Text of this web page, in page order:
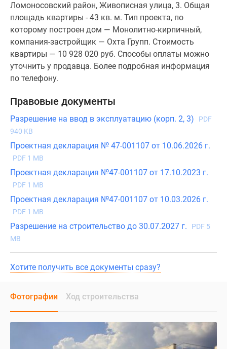
Ломоносовский район, Живописная улица, 3. Общая
площадь квартиры - 43 кв. м. Тип проекта, по
которому построен дом — Монолитно-кирпичный,
компания-застройщик — Охта Групп. Стоимость
квартиры — 10 928 020 руб. Способы оплаты можно
уточнить у продавца. Более подробная информация
по телефону.
Правовые документы
Разрешение на ввод в эксплуатацию (корп. 2, 3)
PDF
940 KB
Проектная декларация № 47-001107 от 10.06.2026 г.
PDF 1 MB
Проектная декларация №47-001107 от 17.10.2023 г.
PDF 1 MB
Проектная декларация №47-001107 от 10.03.2026 г.
PDF 1 MB
Разрешение на строительство до 30.07.2027 г.
PDF 5
MB
Хотите получить все документы сразу?
Фотографии Ход строительства